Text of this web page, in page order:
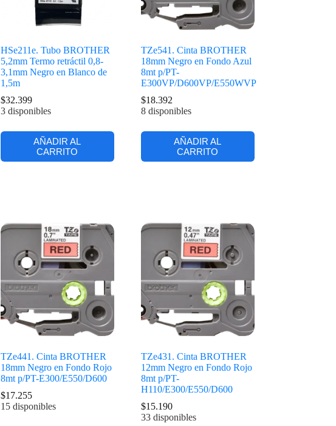
HSe211e. Tubo BROTHER
5,2mm Termo retráctil 0,8-
3,1mm Negro en Blanco de
1,5m
$32.399
3 disponibles
AÑADIR AL
CARRITO
TZe541. Cinta BROTHER
18mm Negro en Fondo Azul
8mt p/PT-
E300VP/D600VP/E550WVP
$18.392
8 disponibles
AÑADIR AL
CARRITO
TZe441. Cinta BROTHER
18mm Negro en Fondo Rojo
8mt p/PT-E300/E550/D600
$17.255
15 disponibles
TZe431. Cinta BROTHER
12mm Negro en Fondo Rojo
8mt p/PT-
H110/E300/E550/D600
$15.190
33 disponibles